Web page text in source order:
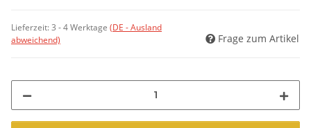
Lieferzeit:3 - 4 Werktage (DE - Ausland
abweichend)
Frage zum Artikel